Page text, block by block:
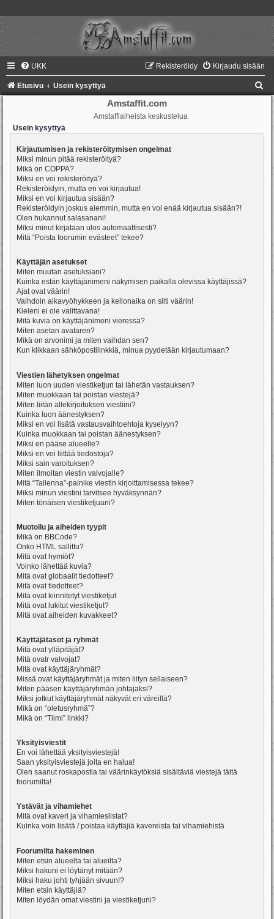
UKK Kirjaudu sisään
Rekisteröidy
Etusivu Usein kysyttyä
Amstaffit.com
Amstaffiaiheista keskustelua
Usein kysyttyä
Kirjautumisen ja rekisteröitymisen ongelmat
Miksi minun pitää rekisteröityä?
Mikä on COPPA?
Miksi en voi rekisteröityä?
Rekisteröidyin, mutta en voi kirjautua!
Miksi en voi kirjautua sisään?
Rekisteröidyin joskus aiemmin, mutta en voi enää kirjautua sisään?!
Olen hukannut salasanani!
Miksi minut kirjataan ulos automaattisesti?
Mitä “Poista foorumin evästeet” tekee?
Käyttäjän asetukset
Miten muutan asetuksiani?
Kuinka estän käyttäjänimeni näkymisen paikalla olevissa käyttäjissä?
Ajat ovat väärin!
Vaihdoin aikavyöhykkeen ja kellonaika on silti väärin!
Kieleni ei ole valittavana!
Mitä kuvia on käyttäjänimeni vieressä?
Miten asetan avataren?
Mikä on arvonimi ja miten vaihdan sen?
Kun klikkaan sähköpostilinkkiä, minua pyydetään kirjautumaan?
Viestien lähetyksen ongelmat
Miten luon uuden viestiketjun tai lähetän vastauksen?
Miten muokkaan tai poistan viestejä?
Miten liitän allekirjoituksen viestiini?
Kuinka luon äänestyksen?
Miksi en voi lisätä vastausvaihtoehtoja kyselyyn?
Kuinka muokkaan tai poistan äänestyksen?
Miksi en pääse alueelle?
Miksi en voi liittää tiedostoja?
Miksi sain varoituksen?
Miten ilmoitan viestin valvojalle?
Mitä “Tallenna”-painike viestin kirjoittamisessa tekee?
Miksi minun viestini tarvitsee hyväksynnän?
Miten tönäisen viestiketjuani?
Muotoilu ja aiheiden tyypit
Mikä on BBCode?
Onko HTML sallittu?
Mitä ovat hymiöt?
Voinko lähettää kuvia?
Mitä ovat globaalit tiedotteet?
Mitä ovat tiedotteet?
Mitä ovat kiinnitetyt viestiketjut
Mitä ovat lukitut viestiketjut?
Mitä ovat aiheiden kuvakkeet?
Käyttäjätasot ja ryhmät
Mitä ovat ylläpitäjät?
Mitä ovatr valvojat?
Mitä ovat käyttäjäryhmät?
Missä ovat käyttäjäryhmät ja miten liityn sellaiseen?
Miten pääsen käyttäjäryhmän johtajaksi?
Miksi jotkut käyttäjäryhmät näkyvät eri väreillä?
Mikä on “oletusryhmä”?
Mikä on “Tiimi” linkki?
Yksityisviestit
En voi lähettää yksityisviestejä!
Saan yksityisviestejä joita en halua!
Olen saanut roskapostia tai väärinkäytöksiä sisältäviä viestejä tältä
foorumilta!
Ystävät ja vihamiehet
Mitä ovat kaveri ja vihamieslistat?
Kuinka voin lisätä / poistaa käyttäjiä kavereista tai vihamiehistä
Foorumilta hakeminen
Miten etsin alueelta tai alueilta?
Miksi hakuni ei löytänyt mitään?
Miksi haku johti tyhjään sivuun!?
Miten etsin käyttäjiä?
Miten löydän omat viestini ja viestiketjuni?